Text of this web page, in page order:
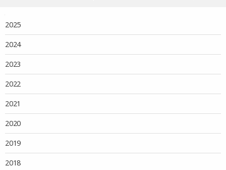
2025
2024
2023
2022
2021
2020
2019
2018